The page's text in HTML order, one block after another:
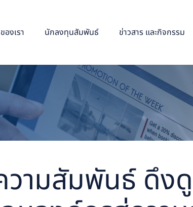
องเรา นักลงทุนสัมพันธ์ ข่าวสาร และกิจกรรม
วามสัมพันธ์ ดึง